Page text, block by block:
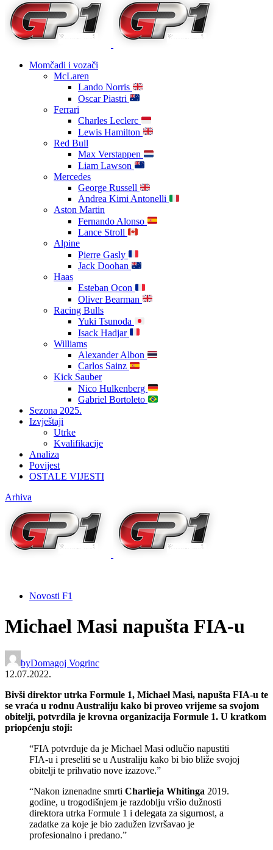
Momčadi i vozači
McLaren
Lando Norris
Oscar Piastri
Ferrari
Charles Leclerc
Lewis Hamilton
Red Bull
Max Verstappen
Liam Lawson
Mercedes
George Russell
Andrea Kimi Antonelli
Aston Martin
Fernando Alonso
Lance Stroll
Alpine
Pierre Gasly
Jack Doohan
Haas
Esteban Ocon
Oliver Bearman
Racing Bulls
Yuki Tsunoda
Isack Hadjar
Williams
Alexander Albon
Carlos Sainz
Kick Sauber
Nico Hulkenberg
Gabriel Bortoleto
Sezona 2025.
Izvještaji
Utrke
Kvalifikacije
Analiza
Povijest
OSTALE VIJESTI
Arhiva
Novosti F1
Michael Masi napušta FIA-u
byDomagoj Vogrinc
12.07.2022.
Bivši direktor utrka Formule 1, Michael Masi, napušta FIA-u te
se vraća u rodnu Australiju kako bi proveo vrijeme sa svojom
obitelji, potvrdila je krovna organizacija Formule 1. U kratkom
priopćenju stoji:
“FIA potvrđuje da je Michael Masi odlučio napustiti
FIA-u i preseliti se u Australiju kako bi bio bliže svojoj
obitelji te prihvatio nove izazove.”
“Nakon iznenadne smrti Charlieja Whitinga 2019.
godine, u trogodišnjem je razdoblju vršio dužnosti
direktora utrka Formule 1 i delegata za sigurnost, a
zadatke za koje je bio zadužen izvršavao je
profesionalno i predano.”